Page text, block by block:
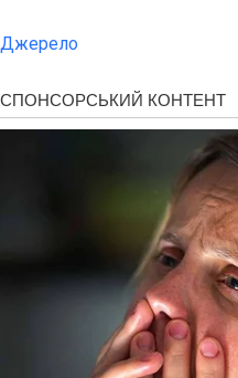
Джерело